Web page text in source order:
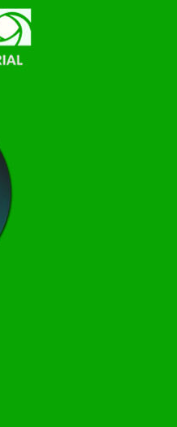
do NIAVI – Núcleo
do Alto Vale do
julho, o evento
empresas de
noite de
para o setor. O